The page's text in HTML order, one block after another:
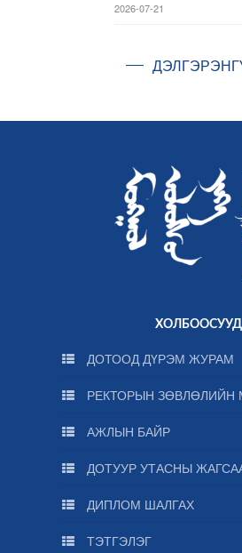
2026-07-21
ХОЛБООСУУД
ДОТООД ДҮРЭМ ЖУРАМ
РЕКТОРЫН ЗӨВЛӨЛИЙН
АЖЛЫН БАЙР
ДОТУУР УТАСНЫ
ДИПЛОМ ШАЛГАХ
ТЭТГЭЛЭГ